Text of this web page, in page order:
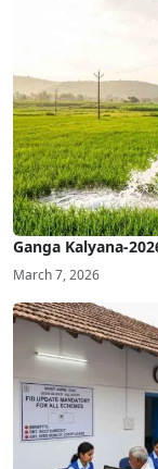
Ganga Kalyana-
March 7, 2026